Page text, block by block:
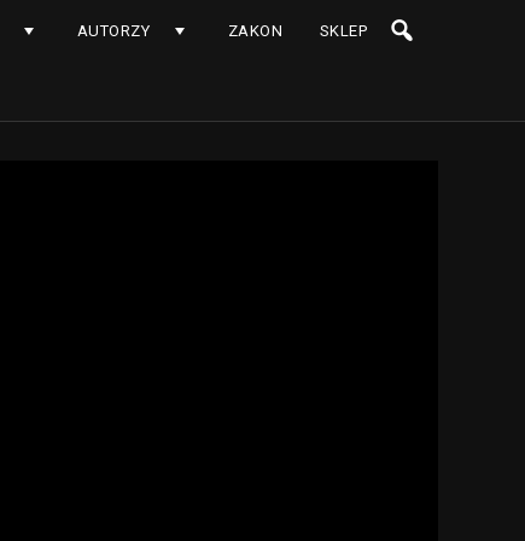
AUTORZY ZAKON SKLEP